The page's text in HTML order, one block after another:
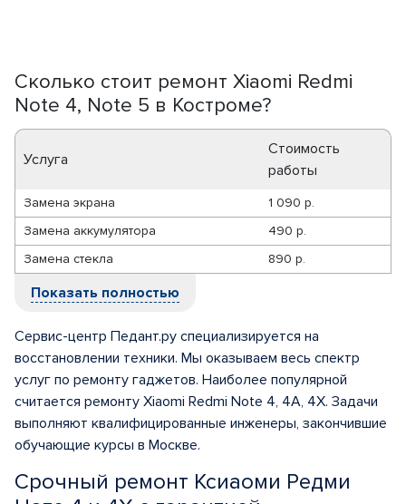
Сколько стоит ремонт Xiaomi Redmi
Note 4, Note 5 в Костроме?
Услуга
Стоимость
работы
Замена экрана
1 090 р.
Замена аккумулятора
490 р.
Замена стекла
890 р.
Показать полностью
Сервис-центр Педант.ру специализируется на
восстановлении техники. Мы оказываем весь спектр
услуг по ремонту гаджетов. Наиболее популярной
считается ремонту Xiaomi Redmi Note 4, 4A, 4X. Задачи
выполняют квалифицированные инженеры, закончившие
обучающие курсы в Москве.
Срочный ремонт Ксиаоми Редми